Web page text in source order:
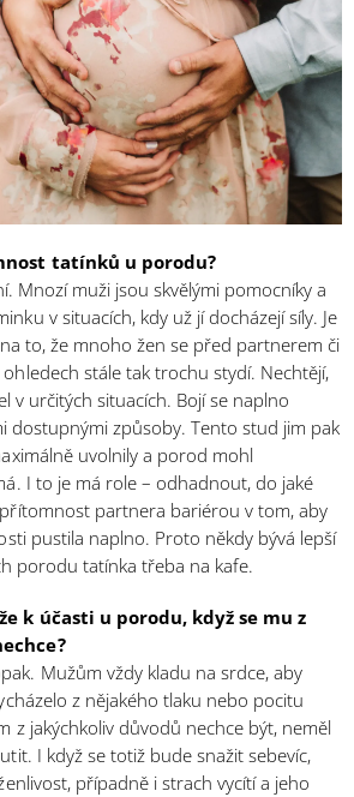
tatínků u porodu?
Mnozí muži jsou skvělými pomocníky a
v situacích, kdy už jí docházejí síly. Je
to, že mnoho žen se před partnerem či
stále tak trochu stydí. Nechtějí,
v určitých situacích. Bojí se naplno
dostupnými způsoby. Tento stud jim pak
uvolnily a porod mohl
I to je má role – odhadnout, do jaké
partnera bariérou v tom, aby
pustila naplno. Proto někdy bývá lepší
porodu tatínka třeba na kafe.
k účasti u porodu, když se mu z
Mužům vždy kladu na srdce, aby
z nějakého tlaku nebo pocitu
z jakýchkoliv důvodů nechce být, neměl
I když se totiž bude snažit sebevíc,
případně i strach vycítí a jeho